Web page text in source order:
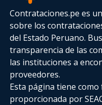
Contrataciones.pe es
sobre los
del Estado Peruano.
transparencia de las
las instituciones a
proveedores.
Esta página tiene
proporcionada por